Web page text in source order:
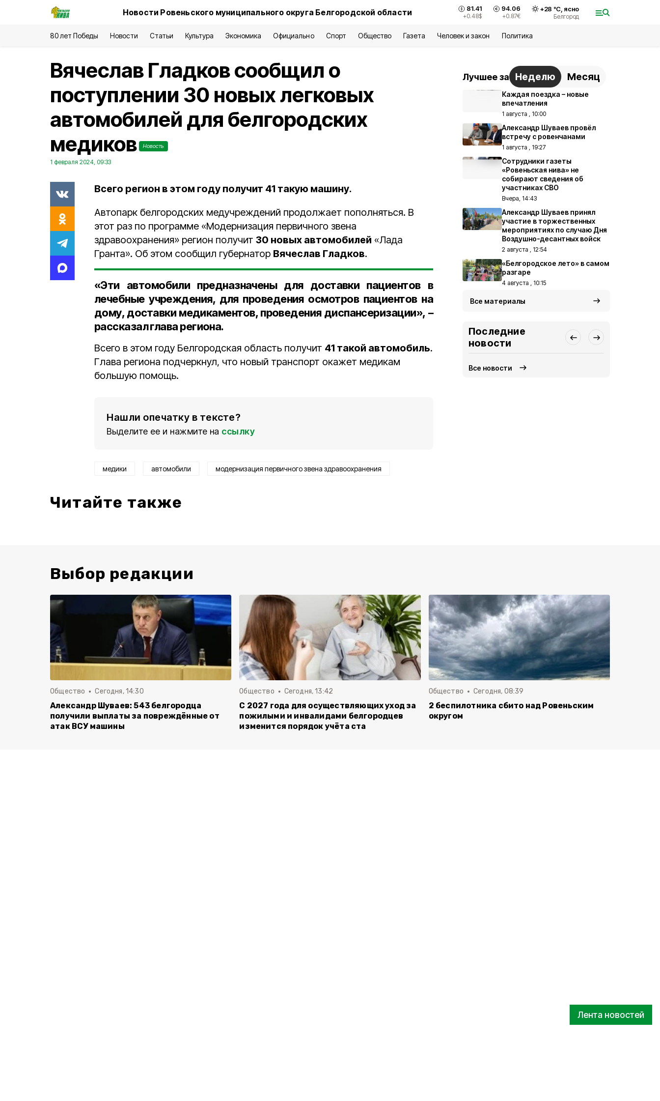
Новости Ровеньского муниципального округа Белгородской области 81.41
+0.48$
94.06
+0.87€
+28 °С, ясно
Белгород
80 лет Победы Новости Статьи Культура Экономика Официально Спорт Общество Газета Человек и закон Политика
Лента новостей
Вячеслав Гладков сообщил о
поступлении 30 новых легковых
автомобилей для белгородских
медиков
Новость
1 февраля 2024, 09:33
Всего регион в этом году получит 41 такую машину.
Автопарк белгородских медучреждений продолжает пополняться. В
этот раз по программе «Модернизация первичного звена
здравоохранения» регион получит 30 новых автомобилей «Лада
Гранта». Об этом сообщил губернатор Вячеслав Гладков.
«Эти автомобили предназначены для доставки пациентов в
лечебные учреждения, для проведения осмотров пациентов на
дому, доставки медикаментов, проведения диспансеризации», –
рассказал глава региона.
Всего в этом году Белгородская область получит 41 такой автомобиль.
Глава региона подчеркнул, что новый транспорт окажет медикам
большую помощь.
Нашли опечатку в тексте?
Выделите ее и нажмите на ссылку
медики автомобили модернизация первичного звена здравоохранения
Читайте также
Лучшее за Неделю Месяц
Каждая поездка – новые
впечатления
1 августа , 10:00
Александр Шуваев провёл
встречу с ровенчанами
1 августа , 19:27
Сотрудники газеты
«Ровеньская нива» не
собирают сведения об
участниках СВО
Вчера, 14:43
Александр Шуваев принял
участие в торжественных
мероприятиях по случаю Дня
Воздушно-десантных войск
2 августа , 12:54
«Белгородское лето» в самом
разгаре
4 августа , 10:15
Все материалы
Последние
новости
Все новости
Выбор редакции
Общество Сегодня, 14:30
Александр Шуваев: 543 белгородца
получили выплаты за повреждённые от
атак ВСУ машины
Общество Сегодня, 13:42
С 2027 года для осуществляющих уход за
пожилыми и инвалидами белгородцев
изменится порядок учёта ста
Общество Сегодня, 08:39
2 беспилотника сбито над Ровеньским
округом